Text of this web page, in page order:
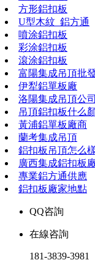
方形鋁扣板
U型木紋_鋁方通
噴涂鋁扣板
彩涂鋁扣板
滾涂鋁扣板
富陽集成吊頂批
伊犁鋁單板廠
洛陽集成吊頂公司
吊頂鋁扣板什么
黃浦鋁單板廠商
蘭考集成吊頂
鋁扣板吊頂怎么
廣西集成鋁扣板
專業鋁方通供應
鋁扣板廠家地點
QQ咨詢
在線咨詢
181-3839-3981